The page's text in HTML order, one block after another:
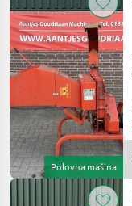
Polovna mašina